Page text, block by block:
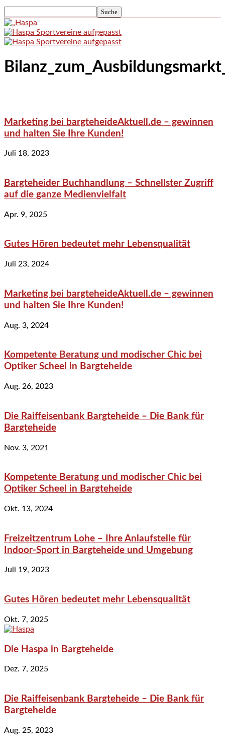
Marketing bei bargteheideAktuell.de – gewinnen
und halten Sie Ihre Kunden!
Juli 18, 2023
Bargteheider Buchhandlung – Schnellster Zugriff
auf die ganze Medienvielfalt
Apr. 9, 2025
Gutes Hören bedeutet mehr Lebensqualität
Juli 23, 2024
Marketing bei bargteheideAktuell.de – gewinnen
und halten Sie Ihre Kunden!
Aug. 3, 2024
Kompetente Beratung und modischer Chic bei
Optiker Scheel in Bargteheide
Aug. 26, 2023
Die Raiffeisenbank Bargteheide – Die Bank für
Bargteheide
Nov. 3, 2021
Kompetente Beratung und modischer Chic bei
Optiker Scheel in Bargteheide
Okt. 13, 2024
Freizeitzentrum Lohe – Ihre Anlaufstelle für
Indoor-Sport in Bargteheide und Umgebung
Juli 19, 2023
Gutes Hören bedeutet mehr Lebensqualität
Okt. 7, 2025
Die Haspa in Bargteheide
Dez. 7, 2025
Die Raiffeisenbank Bargteheide – Die Bank für
Bargteheide
Aug. 25, 2023